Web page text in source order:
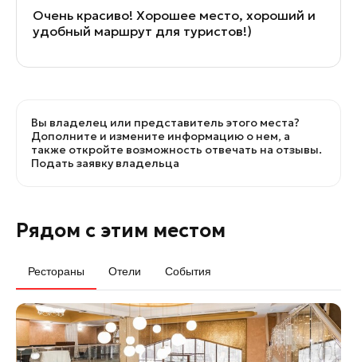
Очень красиво! Хорошее место, хороший и
удобный маршрут для туристов!)
Вы владелец или представитель этого места?
Дополните и измените информацию о нем, а
также откройте возможность отвечать на отзывы.
Подать заявку владельца
Рядом с этим местом
Рестораны Отели События